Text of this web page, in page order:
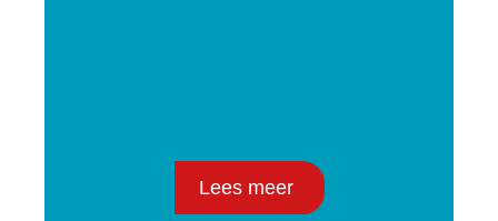
Lees meer